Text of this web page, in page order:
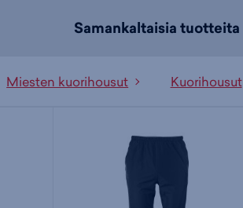
Samankaltaisia tuotteita
Miesten kuorihousut Kuorihousut